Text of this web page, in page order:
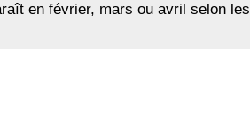
en février, mars ou avril selon les